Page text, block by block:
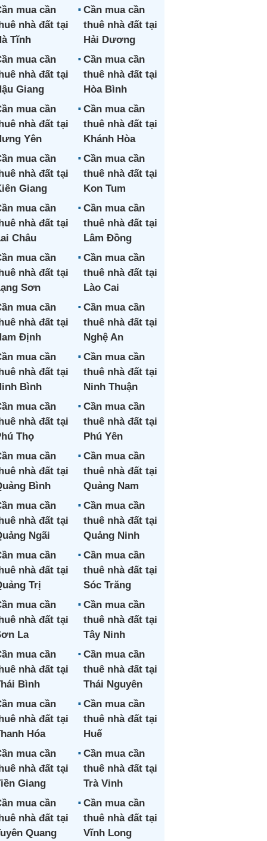
mua cần
nhà đất tại
Tĩnh
Cần mua cần
thuê nhà đất tại
Hải Dương
mua cần
nhà đất tại
Giang
Cần mua cần
thuê nhà đất tại
Hòa Bình
mua cần
nhà đất tại
Yên
Cần mua cần
thuê nhà đất tại
Khánh Hòa
mua cần
nhà đất tại
Giang
Cần mua cần
thuê nhà đất tại
Kon Tum
mua cần
nhà đất tại
Châu
Cần mua cần
thuê nhà đất tại
Lâm Đồng
mua cần
nhà đất tại
Sơn
Cần mua cần
thuê nhà đất tại
Lào Cai
mua cần
nhà đất tại
Định
Cần mua cần
thuê nhà đất tại
Nghệ An
mua cần
nhà đất tại
Bình
Cần mua cần
thuê nhà đất tại
Ninh Thuận
mua cần
nhà đất tại
Thọ
Cần mua cần
thuê nhà đất tại
Phú Yên
mua cần
nhà đất tại
Bình
Cần mua cần
thuê nhà đất tại
Quảng Nam
mua cần
nhà đất tại
Ngãi
Cần mua cần
thuê nhà đất tại
Quảng Ninh
mua cần
nhà đất tại
Trị
Cần mua cần
thuê nhà đất tại
Sóc Trăng
mua cần
nhà đất tại
La
Cần mua cần
thuê nhà đất tại
Tây Ninh
mua cần
nhà đất tại
Bình
Cần mua cần
thuê nhà đất tại
Thái Nguyên
mua cần
nhà đất tại
Hóa
Cần mua cần
thuê nhà đất tại
Huế
mua cần
nhà đất tại
Giang
Cần mua cần
thuê nhà đất tại
Trà Vinh
mua cần
nhà đất tại
Quang
Cần mua cần
thuê nhà đất tại
Vĩnh Long